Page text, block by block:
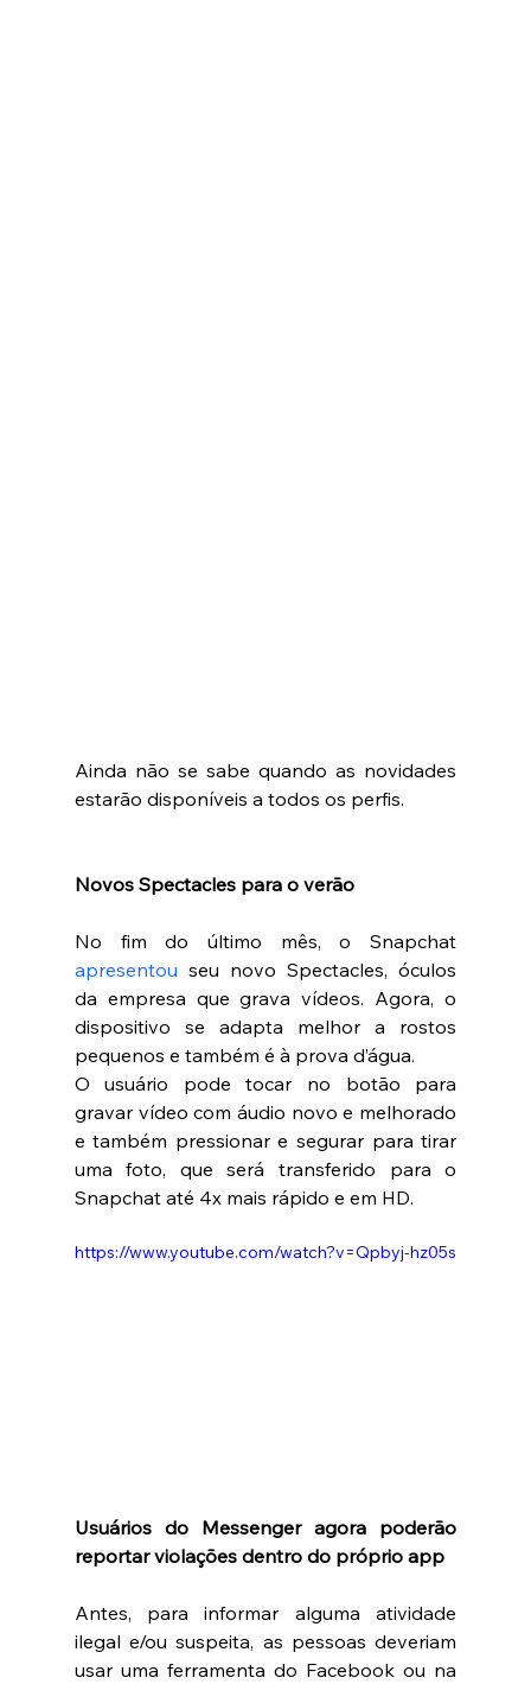
Ainda não se sabe quando as novidades
estarão disponíveis a todos os perfis.
Novos Spectacles para o verão
apresentou seu novo Spectacles, óculos
da empresa que grava vídeos. Agora, o
dispositivo se adapta melhor a rostos
pequenos e também é à prova d’água.
O usuário pode tocar no botão para
gravar vídeo com áudio novo e melhorado
e também pressionar e segurar para tirar
uma foto, que será transferido para o
Snapchat até 4x mais rápido e em HD.
https://www.youtube.com/watch?v=Qpbyj-hz05s
Usuários do Messenger agora poderão
reportar violações dentro do próprio app
Antes, para informar alguma atividade
ilegal e/ou suspeita, as pessoas deveriam
usar uma ferramenta do Facebook ou na